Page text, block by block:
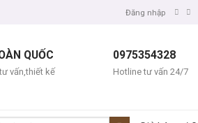
Đăng nhập
QUỐC
vấn,thiết kế
0975354328
Hotline tư vấn 24/7